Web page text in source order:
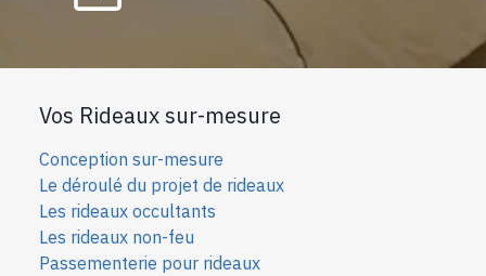
Vos Rideaux sur-mesure
Conception sur-mesure
Le déroulé du projet de rideaux
Les rideaux occultants
Les rideaux non-feu
Passementerie pour rideaux